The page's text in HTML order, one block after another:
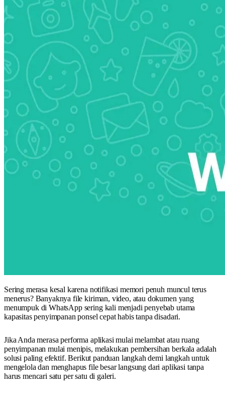
Sering merasa kesal karena notifikasi memori penuh muncul terus
menerus? Banyaknya file kiriman, video, atau dokumen yang
menumpuk di WhatsApp sering kali menjadi penyebab utama
kapasitas penyimpanan ponsel cepat habis tanpa disadari.
Jika Anda merasa performa aplikasi mulai melambat atau ruang
penyimpanan mulai menipis, melakukan pembersihan berkala adalah
solusi paling efektif. Berikut panduan langkah demi langkah untuk
mengelola dan menghapus file besar langsung dari aplikasi tanpa
harus mencari satu per satu di galeri.